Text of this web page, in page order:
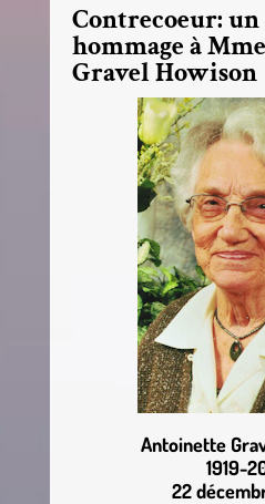
Contrecoeur:
hommage à
Gravel Howison
Antoinette
1919-
22